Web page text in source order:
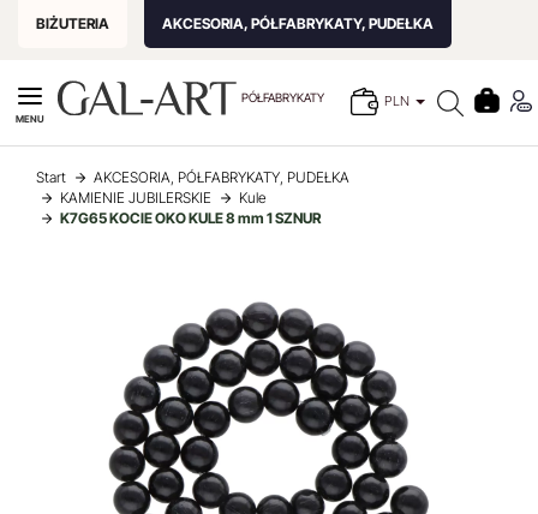
BIŻUTERIA AKCESORIA, PÓŁFABRYKATY, PUDEŁKA
PÓŁFABRYKATY PLN
MENU
Start
AKCESORIA, PÓŁFABRYKATY, PUDEŁKA
KAMIENIE JUBILERSKIE
Kule
K7G65 KOCIE OKO KULE 8 mm 1 SZNUR